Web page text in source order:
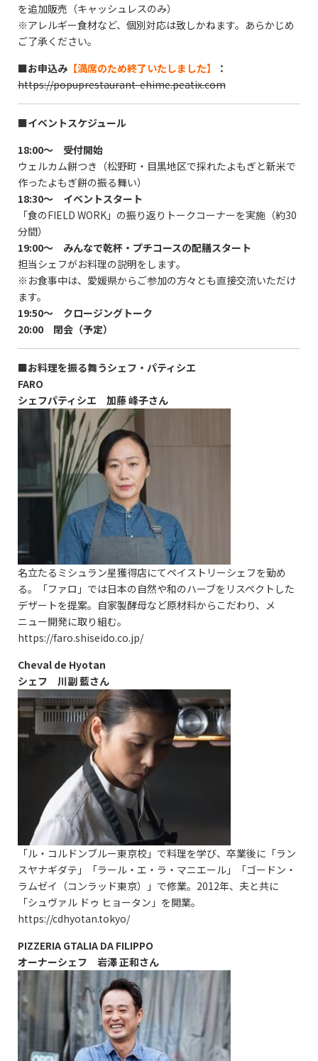
を追加販売（キャッシュレスのみ）
※アレルギー食材など、個別対応は致しかねます。あらかじめ
ご了承ください。
■お申込み 【満席のため終了いたしました】
：
https://popuprestaurant-ehime.peatix.com
■イベントスケジュール
18:00〜 受付開始
ウェルカム餅つき（松野町・目黒地区で採れたよもぎと新米で
作ったよもぎ餅の振る舞い）
18:30〜 イベントスタート
「食のFIELD WORK」の振り返りトークコーナーを実施（約30
分間）
19:00〜 みんなで乾杯・プチコースの配膳スタート
担当シェフがお料理の説明をします。
※お食事中は、愛媛県からご参加の方々とも直接交流いただけ
ます。
19:50〜 クロージングトーク
20:00 閉会（予定）
■お料理を振る舞うシェフ・パティシエ
FARO
シェフパティシエ 加藤 峰子さん
名立たるミシュラン星獲得店にてペイストリーシェフを勤め
る。「ファロ」では日本の自然や和のハーブをリスペクトした
デザートを提案。自家製酵母など原材料からこだわり、メ
ニュー開発に取り組む。
https://faro.shiseido.co.jp/
Cheval de Hyotan
シェフ 川副 藍さん
「ル・コルドンブルー東京校」で料理を学び、卒業後に「ラン
スヤナギダテ」「ラール・エ・ラ・マニエール」「ゴードン・
ラムゼイ（コンラッド東京）」で修業。2012年、夫と共に
「シュヴァル ドゥ ヒョータン」を開業。
https://cdhyotan.tokyo/
PIZZERIA GTALIA DA FILIPPO
オーナーシェフ 岩澤 正和さん